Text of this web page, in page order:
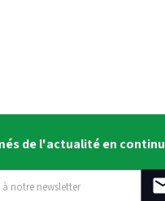
de l'actualité en continu